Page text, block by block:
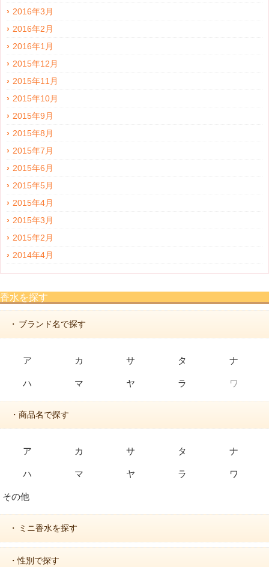
2016年3月
2016年2月
2016年1月
2015年12月
2015年11月
2015年10月
2015年9月
2015年8月
2015年7月
2015年6月
2015年5月
2015年4月
2015年3月
2015年2月
2014年4月
香水を探す
・ ブランド名で探す
ア カ サ タ ナ
ハ マ ヤ ラ ワ
・商品名で探す
ア カ サ タ ナ
ハ マ ヤ ラ ワ
その他
・ ミニ香水を探す
・性別で探す